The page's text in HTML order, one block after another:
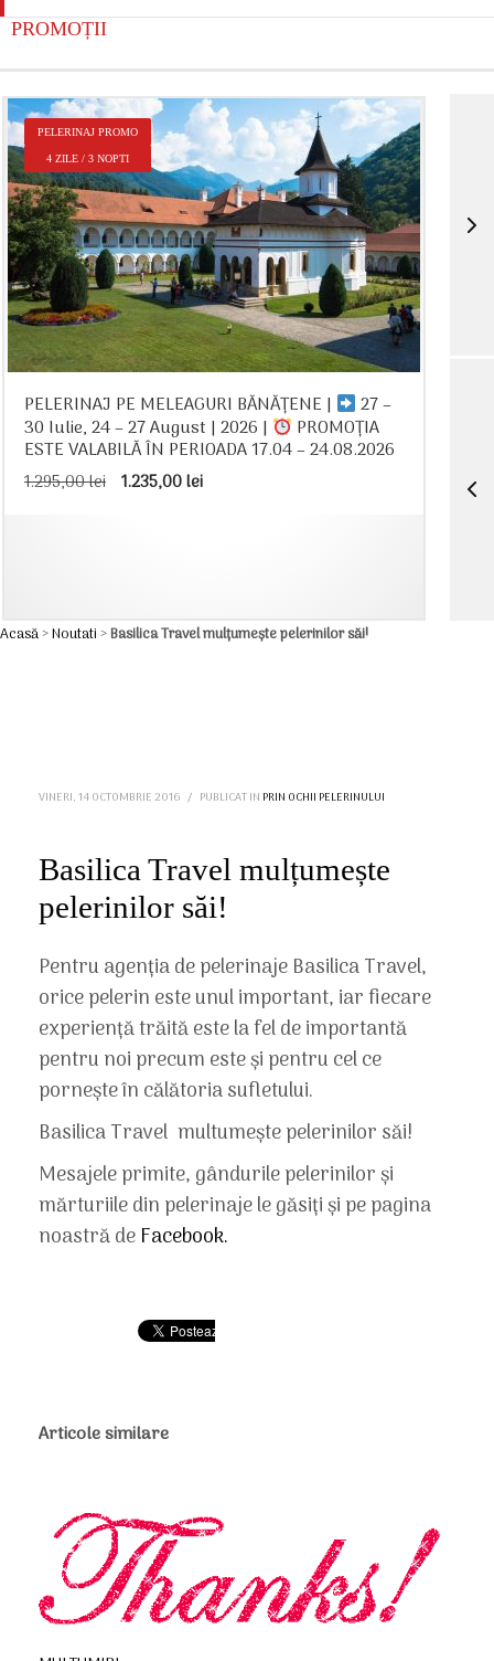
PROMOȚII
PELERINAJ PROMO
4 ZILE / 3 NOPTI
PELERINAJ PE MELEAGURI BĂNĂȚENE | 27 –
30 Iulie, 24 – 27 August | 2026 | PROMOȚIA
ESTE VALABILĂ ÎN PERIOADA 17.04 – 24.08.2026
1.295,00lei Prețul
1.235,00leiPrețul
Acasă>Noutati>Basilica Travel mulțumește pelerinilor săi!
VINERI, 14 OCTOMBRIE 2016 / PUBLICAT IN PRIN OCHII PELERINULUI
Basilica Travel mulțumește
pelerinilor săi!
Pentru agenția de pelerinaje Basilica Travel,
orice pelerin este unul important, iar fiecare
experiență trăită este la fel de importantă
pentru noi precum este și pentru cel ce
pornește în călătoria sufletului.
Basilica Travel multumește pelerinilor săi!
Mesajele primite, gândurile pelerinilor și
mărturiile din pelerinaje le găsiți și pe pagina
noastră deFacebook.
Articole similare